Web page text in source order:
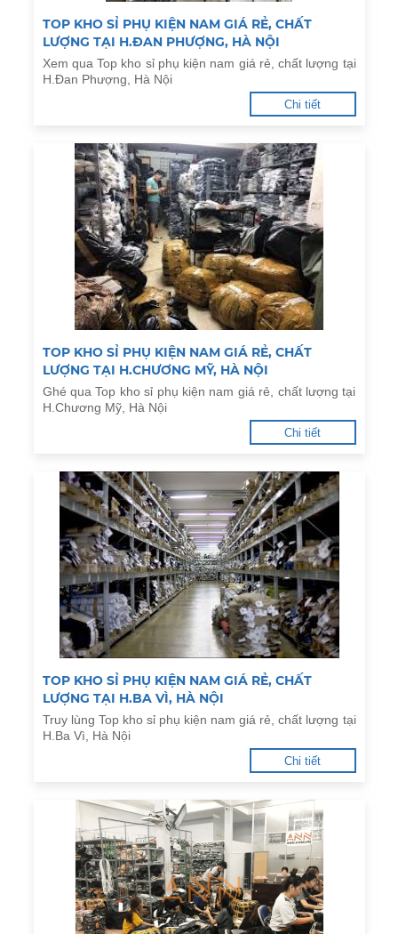
TOP KHO SỈ PHỤ KIỆN NAM GIÁ RẺ, CHẤT
LƯỢNG TẠI H.ĐAN PHƯỢNG, HÀ NỘI
Xem qua Top kho sỉ phụ kiện nam giá rẻ, chất lượng tại
H.Đan Phượng, Hà Nội
Chi tiết
TOP KHO SỈ PHỤ KIỆN NAM GIÁ RẺ, CHẤT
LƯỢNG TẠI H.CHƯƠNG MỸ, HÀ NỘI
Ghé qua Top kho sỉ phụ kiện nam giá rẻ, chất lượng tại
H.Chương Mỹ, Hà Nội
Chi tiết
TOP KHO SỈ PHỤ KIỆN NAM GIÁ RẺ, CHẤT
LƯỢNG TẠI H.BA VÌ, HÀ NỘI
Truy lùng Top kho sỉ phụ kiện nam giá rẻ, chất lượng tại
H.Ba Vì, Hà Nội
Chi tiết